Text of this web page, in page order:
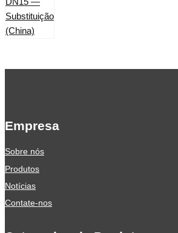
Empresa
Sobre nós
Produtos
Notícias
Contate-nos